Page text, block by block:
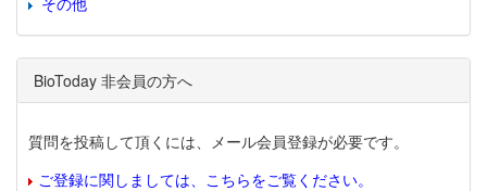
BioToday 非会員の方へ
質問を投稿して頂くには、メール会員登録が必要です。
ご登録に関しましては、こちらをご覧ください。